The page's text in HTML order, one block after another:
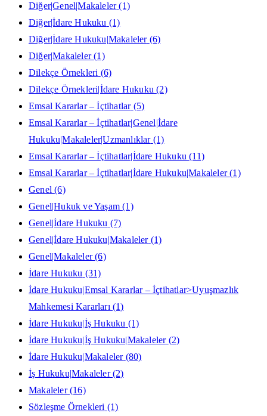
Diğer|Genel|Makaleler (1)
Diğer|İdare Hukuku (1)
Diğer|İdare Hukuku|Makaleler (6)
Diğer|Makaleler (1)
Dilekçe Örnekleri (6)
Dilekçe Örnekleri|İdare Hukuku (2)
Emsal Kararlar – İçtihatlar (5)
Emsal Kararlar – İçtihatlar|Genel|İdare
Hukuku|Makaleler|Uzmanlıklar (1)
Emsal Kararlar – İçtihatlar|İdare Hukuku (11)
Emsal Kararlar – İçtihatlar|İdare Hukuku|Makaleler (1)
Genel (6)
Genel|Hukuk ve Yaşam (1)
Genel|İdare Hukuku (7)
Genel|İdare Hukuku|Makaleler (1)
Genel|Makaleler (6)
İdare Hukuku (31)
İdare Hukuku|Emsal Kararlar – İçtihatlar>Uyuşmazlık
Mahkemesi Kararları (1)
İdare Hukuku|İş Hukuku (1)
İdare Hukuku|İş Hukuku|Makaleler (2)
İdare Hukuku|Makaleler (80)
İş Hukuku|Makaleler (2)
Makaleler (16)
Sözleşme Örnekleri (1)